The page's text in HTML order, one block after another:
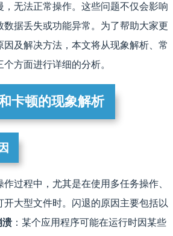
，无法正常操作。这些问题不仅会影响
数据丢失或功能异常。为了帮助大家更
及解决方法，本文将从现象解析、常
方面进行详细的分析。
卡顿的现象解析
过程中，尤其是在使用多任务操作、
大型文件时。闪退的原因主要包括以
溃 ：某个应用程序可能在运行时因某些